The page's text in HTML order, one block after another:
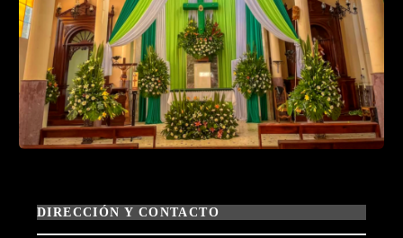
DIRECCIÓN Y CONTACTO